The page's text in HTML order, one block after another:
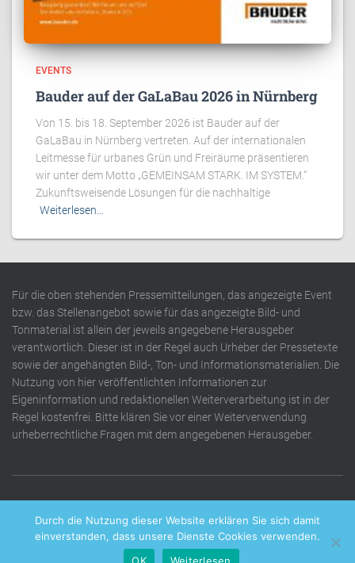
EVENTS
Bauder auf der GaLaBau 2026 in Nürnberg
Von 15. bis 18. September 2026 ist Bauder auf der
GaLaBau in Nürnberg vertreten. Auf der internationalen
Leitmesse für urbanes Grün und Freiräume präsentieren
wir unter dem Motto „GEMEINSAM STARK. IM SYSTEM.“
Zukunftsweisende Lösungen für die nachhaltige
Weiterlesen…
Für die oben stehenden Pressemitteilungen, das angezeigte Event
bzw. das Stellenangebot sowie für das angezeigte Bild- und
Tonmaterial ist allein der jeweils angegebene Herausgeber
verantwortlich. Dieser ist in der Regel auch Urheber der Pressetexte
sowie der angehängten Bild-, Ton- und Informationsmaterialien. Die
Nutzung von hier veröffentlichten Informationen zur
Eigeninformation und redaktionellen Weiterverarbeitung ist in der
Regel kostenfrei. Bitte klären Sie vor einer Weiterverwendung
urheberrechtliche Fragen mit dem angegebenen Herausgeber.
Durch die Nutzung dieser Website erklären Sie sich damit
einverstanden, dass unsere Dienste Cookies verwenden.
OK
Weiterlesen